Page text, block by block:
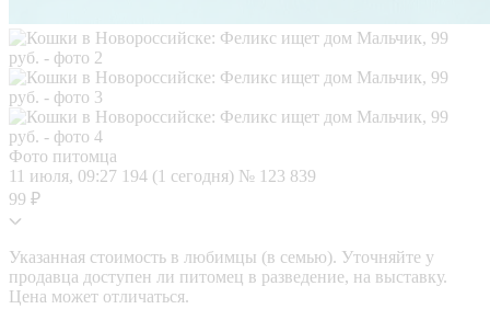
Фото питомца
11 июля, 09:27 194 (1 сегодня) № 123 839
99 ₽
Указанная стоимость в любимцы (в семью). Уточняйте у
продавца доступен ли питомец в разведение, на выставку.
Цена может отличаться.